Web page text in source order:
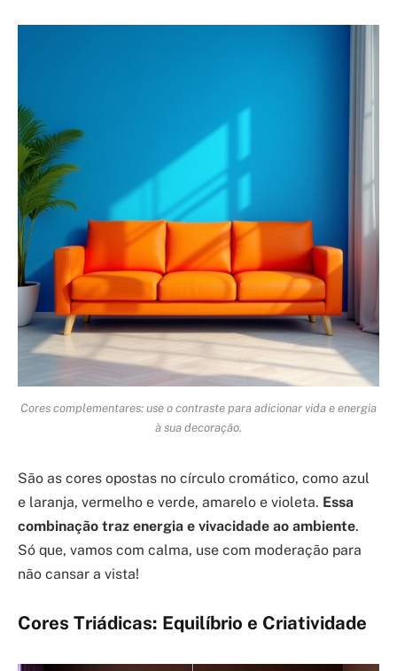
Cores complementares: use o contraste para adicionar vida e energia
à sua decoração.
São as cores opostas no círculo cromático, como azul
e laranja, vermelho e verde, amarelo e violeta. Essa
combinação traz energia e vivacidade ao ambiente.
Só que, vamos com calma, use com moderação para
não cansar a vista!
Cores Triádicas: Equilíbrio e Criatividade